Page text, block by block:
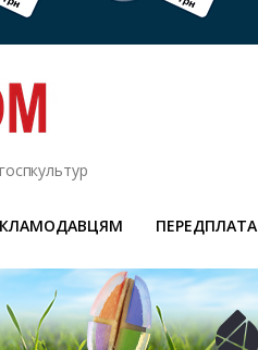
ПЕРЕДПЛАТА